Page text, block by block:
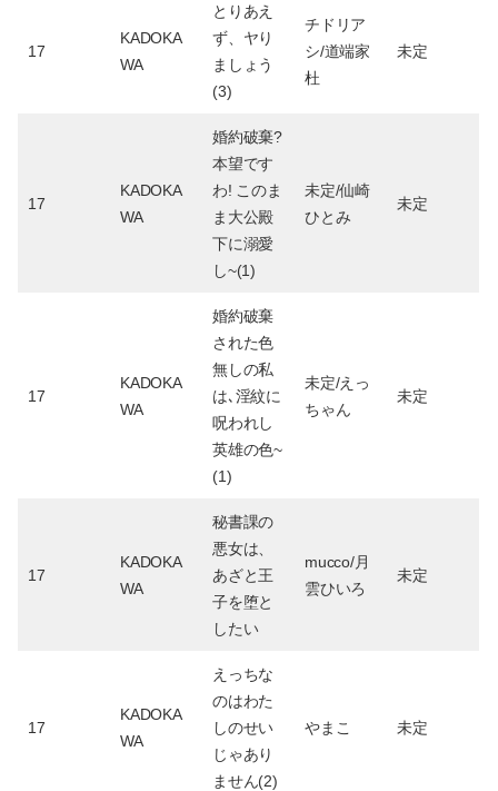
17
KADOKA
WA
とりあえ
ず、ヤり
ましょう
(3)
チドリア
シ/道端家
杜
未定
17
KADOKA
WA
婚約破棄?
本望です
わ! このま
ま大公殿
下に溺愛
し~(1)
未定/仙崎
ひとみ
未定
17
KADOKA
WA
婚約破棄
された色
無しの私
は､淫紋に
呪われし
英雄の色~
(1)
未定/えっ
ちゃん
未定
17
KADOKA
WA
秘書課の
悪女は、
あざと王
子を堕と
したい
mucco/月
雲ひいろ
未定
17
KADOKA
WA
えっちな
のはわた
しのせい
じゃあり
ません(2)
やまこ 未定